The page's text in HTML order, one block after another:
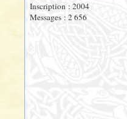
Inscription : 2004
Messages : 2 656